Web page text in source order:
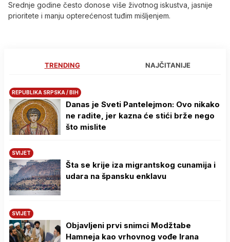
Srednje godine često donose više životnog iskustva, jasnije
prioritete i manju opterećenost tuđim mišljenjem.
TRENDING NAJČITANIJE
REPUBLIKA SRPSKA / BIH
Danas je Sveti Pantelejmon: Ovo nikako
ne radite, jer kazna će stići brže nego
što mislite
SVIJET
Šta se krije iza migrantskog cunamija i
udara na špansku enklavu
SVIJET
Objavljeni prvi snimci Modžtabe
Hamneja kao vrhovnog vođe Irana